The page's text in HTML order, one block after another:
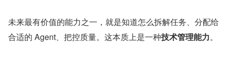
未来最有价值的能力之一，就是知道怎么拆解任务、分配给
合适的 Agent、把控质量。这本质上是一种技术管理能力。